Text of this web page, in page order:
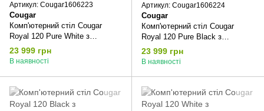
Артикул: Cougar1606223
Cougar
Комп'ютерний стіл Cougar
Royal 120 Pure White з
електричним регулюванням
висоти 71-122 см, макс
23 999 грн
В наявності
Артикул: Cougar1606224
Cougar
Комп'ютерний стіл Cougar
Royal 120 Pure Black з
електричним регулюванням
висоти 71-122 см, макс
23 999 грн
В наявності